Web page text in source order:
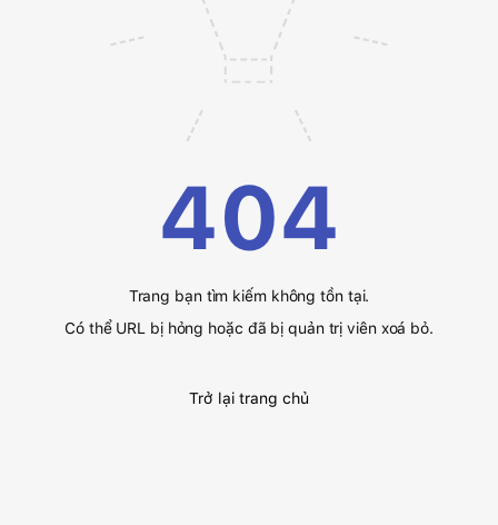
404
Trang bạn tìm kiếm không tồn tại.
Có thể URL bị hỏng hoặc đã bị quản trị viên xoá bỏ.
Trở lại trang chủ